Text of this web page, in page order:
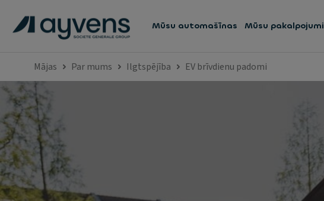
Mūsu automašīnas Mūsu pakalpojumi
Mājas Par mums Ilgtspējība EV brīvdienu padomi